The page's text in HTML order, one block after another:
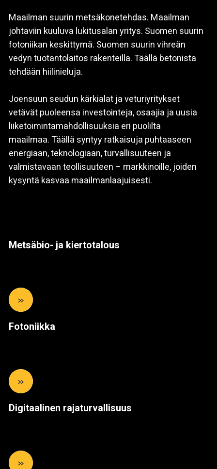
Maailman suurin metsäkonetehdas. Maailman
johtaviin kuuluva lukitusalan yritys. Suomen suurin
fotoniikan keskittymä. Suomen suurin vihreän
vedyn tuotantolaitos rakenteilla. Täällä betonista
tehdään hiilinieluja.
Joensuun seudun kärkialat ja veturiyritykset
vetävät puoleensa investointeja, osaajia ja uusia
liiketoimintamahdollisuuksia eri puolilta
maailmaa. Täällä syntyy ratkaisuja puhtaaseen
energiaan, teknologiaan, turvallisuuteen ja
valmistavaan teollisuuteen – markkinoille, joiden
kysyntä kasvaa maailmanlaajuisesti.
Metsäbio- ja kiertotalous
»
Fotoniikka
»
Digitaalinen rajaturvallisuus
»